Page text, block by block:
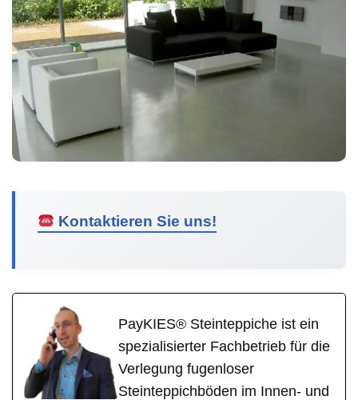
Kontaktieren Sie uns!
PayKIES® Steinteppiche ist ein
spezialisierter Fachbetrieb für die
Verlegung fugenloser
Steinteppichböden im Innen- und